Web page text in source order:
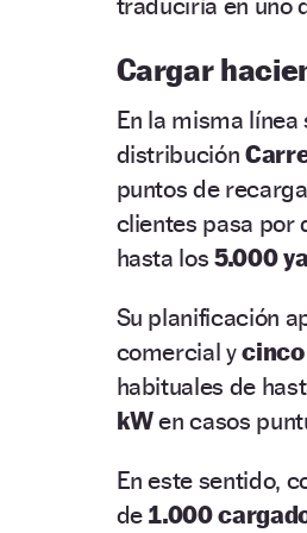
Cargar
En la misma línea
distribución
puntos de
clientes pasa por
hasta los5.000
Su planificación
comercial y
habituales de
kWen casos
En este sentido,
de 1.000